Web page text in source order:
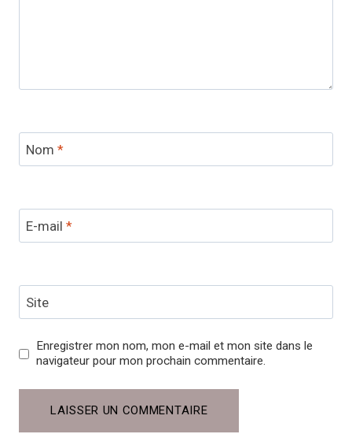
Nom *
E-mail *
Site
Enregistrer mon nom, mon e-mail et mon site dans le
navigateur pour mon prochain commentaire.